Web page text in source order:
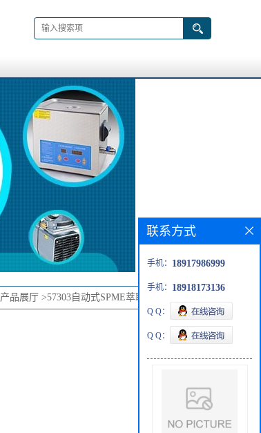
产品展厅 >57303自动式SPME萃取头 7um PDMS
联系方式
手机： 18917986999
手机： 18918173136
Q Q：
Q Q：